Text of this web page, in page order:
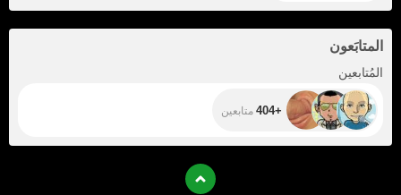
المتابَعون
المُتابعين
+404 متابعين